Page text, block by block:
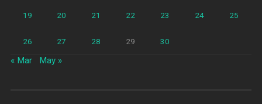
19 20 21 22 23 24 25
26 27 28 29 30
« Mar May »